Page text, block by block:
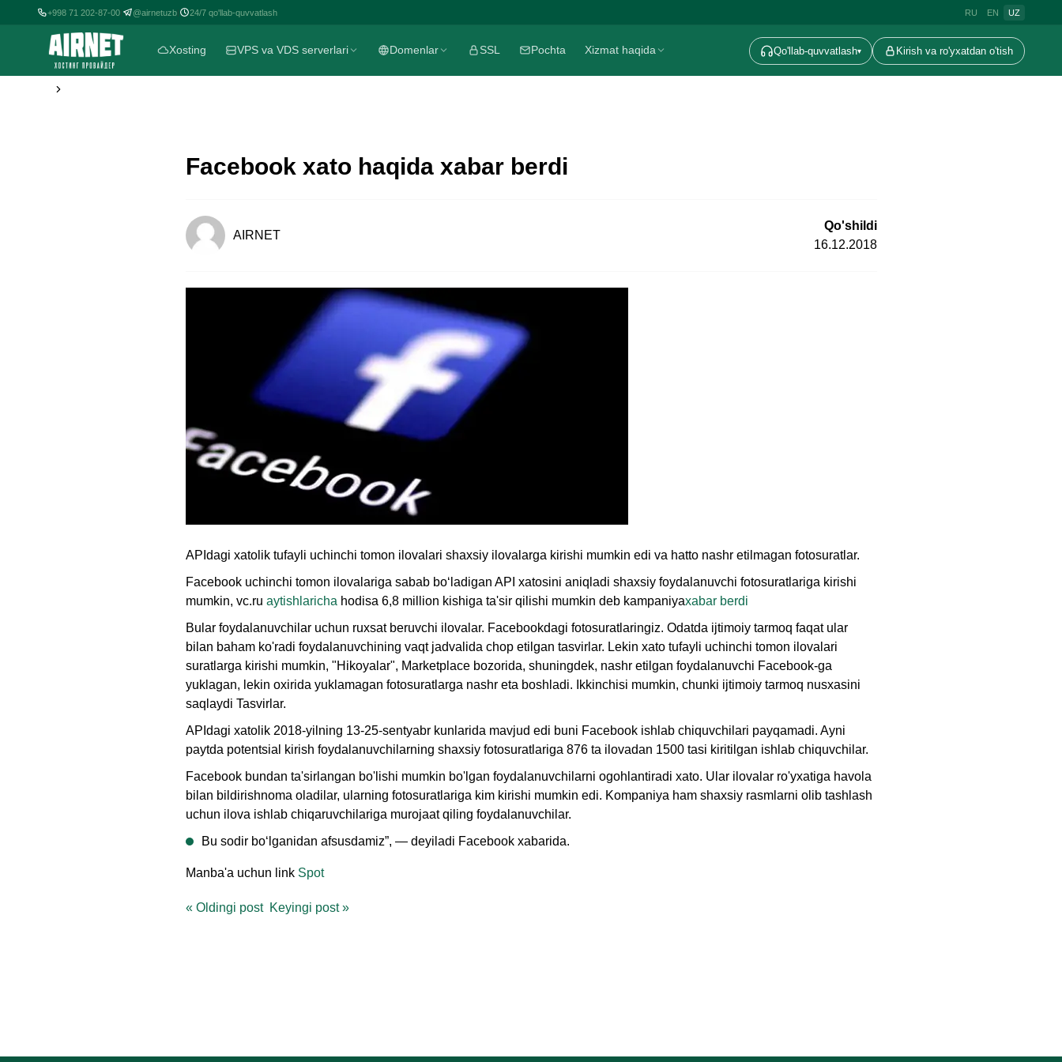
+998 71 202-87-00| @airnetuzb| 24/7 qo'llab-quvvatlash RU EN UZ
Xosting VPS va VDS serverlari Domenlar SSL Pochta Xizmat haqida Qo'llab-quvvatlash▾ Kirish va ro'yxatdan o'tish
Facebook xato haqida xabar berdi
AIRNET
Qo'shildi
16.12.2018
APIdagi xatolik tufayli uchinchi tomon ilovalari shaxsiy ilovalarga kirishi mumkin edi va hatto nashr etilmagan fotosuratlar.
Facebook uchinchi tomon ilovalariga sabab bo‘ladigan API xatosini aniqladi shaxsiy foydalanuvchi fotosuratlariga kirishi
mumkin, vc.ru aytishlaricha hodisa 6,8 million kishiga ta'sir qilishi mumkin deb kampaniyaxabar berdi
Bular foydalanuvchilar uchun ruxsat beruvchi ilovalar. Facebookdagi fotosuratlaringiz. Odatda ijtimoiy tarmoq faqat ular
bilan baham ko'radi foydalanuvchining vaqt jadvalida chop etilgan tasvirlar. Lekin xato tufayli uchinchi tomon ilovalari
suratlarga kirishi mumkin, "Hikoyalar", Marketplace bozorida, shuningdek, nashr etilgan foydalanuvchi Facebook-ga
yuklagan, lekin oxirida yuklamagan fotosuratlarga nashr eta boshladi. Ikkinchisi mumkin, chunki ijtimoiy tarmoq nusxasini
saqlaydi Tasvirlar.
APIdagi xatolik 2018-yilning 13-25-sentyabr kunlarida mavjud edi buni Facebook ishlab chiquvchilari payqamadi. Ayni
paytda potentsial kirish foydalanuvchilarning shaxsiy fotosuratlariga 876 ta ilovadan 1500 tasi kiritilgan ishlab chiquvchilar.
Facebook bundan ta'sirlangan bo'lishi mumkin bo'lgan foydalanuvchilarni ogohlantiradi xato. Ular ilovalar ro'yxatiga havola
bilan bildirishnoma oladilar, ularning fotosuratlariga kim kirishi mumkin edi. Kompaniya ham shaxsiy rasmlarni olib tashlash
uchun ilova ishlab chiqaruvchilariga murojaat qiling foydalanuvchilar.
Bu sodir boʻlganidan afsusdamiz”, — deyiladi Facebook xabarida.
Manba'a uchun link Spot
« Oldingi post Keyingi post»